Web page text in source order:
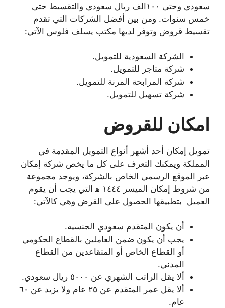
سعودي وحتى ١٠٠الف ريال سعودي والتقسيط حتى
خمس سنوات. ومن بين أفضل الشركات التي تقدم
تقسيط قروض وتوفر لديها مكتب يسلف فلوس الآتي:
الشركة السعودية للتمويل.
شركة متاجر للتمويل.
شركة المرابحة المرنة للتمويل.
شركة تسهيل للتمويل.
امكان للقروض
تمويل إمكان أحد أشهر أنواع التمويل المقدمة في
المملكة ويمكنك التعرف على كل ما يخص شركة إمكان
عبر الموقع الرسمي الخاص بالشركة، ويوجد مجموعة
من شروط إمكان الميسر ١٤٤٤ ه‍ التي يجب أن يقوم
العميل بتطبيقها الحصول على القرض وهي كالآتي:
أن يكون المتقدم سعودي الجنسيه.
يجب أن يكون ضمن العاملين بالقطاع الحكومي
أو القطاع الخاص أو المتقاعدين من القطاع
المدني.
ألا يقل الراتب الشهري عن ٥٠٠٠ ريال سعودي.
ألا يقل عمر المتقدم عن ٢٥ عام ولا يزيد عن ٦٠
عام.